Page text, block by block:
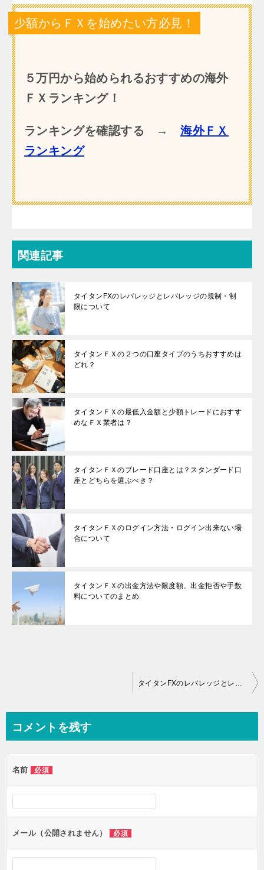
少額からＦＸを始めたい方必見！
５万円から始められるおすすめの海外
ＦＸランキング！
ランキングを確認する →海外ＦＸ
ランキング
関連記事
タイタンFXのレバレッジとレバレッジの規制・制
限について
タイタンＦＸの２つの口座タイプのうちおすすめは
どれ？
タイタンＦＸの最低入金額と少額トレードにおすす
めなＦＸ業者は？
タイタンＦＸのブレード口座とは？スタンダード口
座とどちらを選ぶべき？
タイタンＦＸのログイン方法・ログイン出来ない場
合について
タイタンＦＸの出金方法や限度額、出金拒否や手数
料についてのまとめ
ビ
ー
シ
ン
タイタンFXのレバレッジとレバレッジの規制・制限について
コメントを残す
名前 必須
メール（公開されません） 必須